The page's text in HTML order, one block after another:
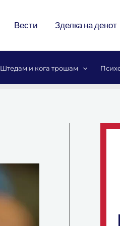
Вести Зделка на денот
Штедам и кога трошам